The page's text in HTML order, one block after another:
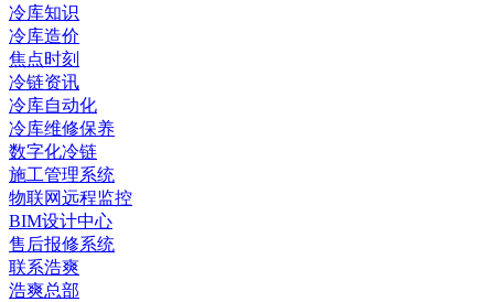
冷库知识
冷库造价
焦点时刻
冷链资讯
冷库自动化
冷库维修保养
数字化冷链
施工管理系统
物联网远程监控
BIM设计中心
售后报修系统
联系浩爽
浩爽总部